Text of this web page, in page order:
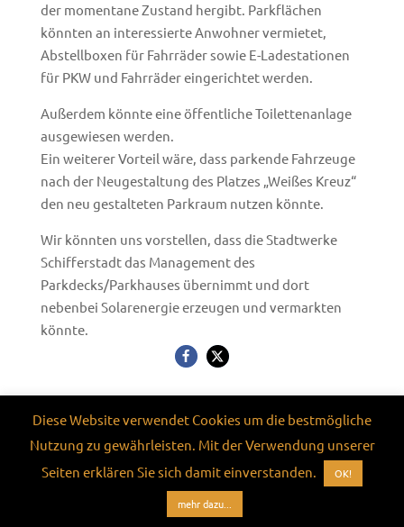
der momentane Zustand hergibt. Parkflächen
könnten an interessierte Anwohner vermietet,
Abstellboxen für Fahrräder sowie E-Ladestationen
für PKW und Fahrräder eingerichtet werden.
Außerdem könnte eine öffentliche Toilettenanlage
ausgewiesen werden.
Ein weiterer Vorteil wäre, dass parkende Fahrzeuge
nach der Neugestaltung des Platzes „Weißes Kreuz“
den neu gestalteten Parkraum nutzen könnte.
Wir könnten uns vorstellen, dass die Stadtwerke
Schifferstadt das Management des
Parkdecks/Parkhauses übernimmt und dort
nebenbei Solarenergie erzeugen und vermarkten
könnte.
2026
FWG Schifferstadt e.V. • Website made with
❤ in Rheinland-Pfalz • Hosted by GreenEnergy •
besuchen Sie uns auch auf
Diese Website verwendet Cookies um die bestmögliche
Nutzung zu gewährleisten. Mit der Verwendung unserer
Seiten erklären Sie sich damit einverstanden.
OK!
mehr dazu...